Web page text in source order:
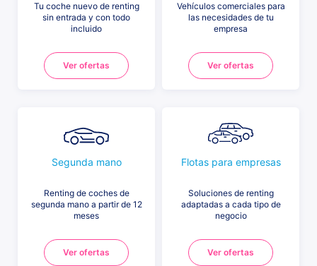
Tu coche nuevo de renting
sin entrada y con todo
incluido
Ver ofertas
Vehículos comerciales para
las necesidades de tu
empresa
Ver ofertas
Segunda mano
Renting de coches de
segunda mano a partir de 12
meses
Ver ofertas
Flotas para empresas
Soluciones de renting
adaptadas a cada tipo de
negocio
Ver ofertas